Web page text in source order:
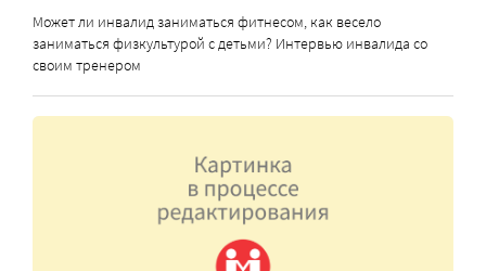
Может ли инвалид заниматься фитнесом, как весело
заниматься физкультурой с детьми? Интервью инвалида со
своим тренером